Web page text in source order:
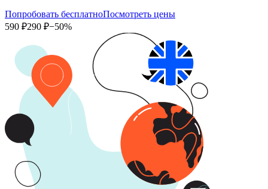
Попробовать бесплатноПосмотреть цены
590 ₽290 ₽−50%